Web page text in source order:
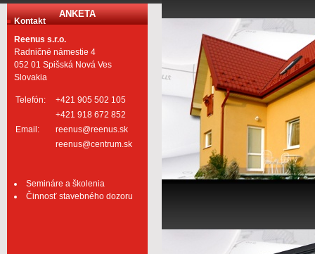
Kontakt
ANKETA
Reenus s.r.o.
Radničné námestie 4
052 01 Spišská Nová Ves
Slovakia
Telefón:
+421 905 502 105
+421 918 672 852
Email:
reenus@reenus.sk
reenus@centrum.sk
Semináre a školenia
Činnosť stavebného dozoru